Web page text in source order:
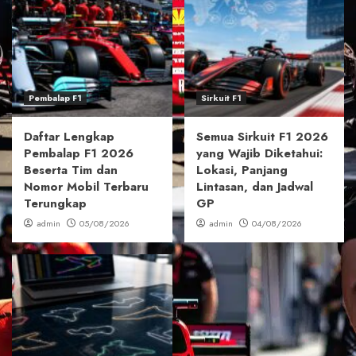
Pembalap F1
Daftar Lengkap
Pembalap F1 2026
Beserta Tim dan
Nomor Mobil Terbaru
Terungkap
admin 05/08/2026
Sirkuit F1
Semua Sirkuit F1 2026
yang Wajib Diketahui:
Lokasi, Panjang
Lintasan, dan Jadwal
GP
admin 04/08/2026